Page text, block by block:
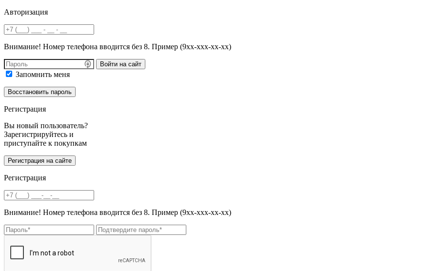
Авторизация
Внимание! Номер телефона вводится без 8. Пример (9хх-ххх-хх-хх)
Войти на сайт
Запомнить меня
Регистрация
Вы новый пользователь?
Зарегистрируйтесь и
приступайте к покупкам
Регистрация
Внимание! Номер телефона вводится без 8. Пример (9хх-ххх-хх-хх)